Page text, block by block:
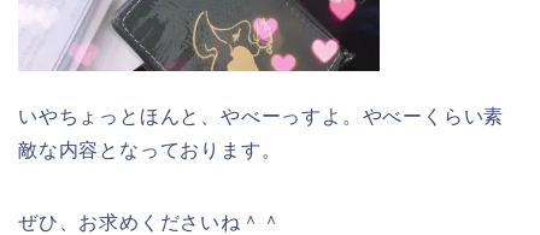
いやちょっとほんと、やべーっすよ。やべーくらい素
敵な内容となっております。
ぜひ、お求めくださいね＾＾